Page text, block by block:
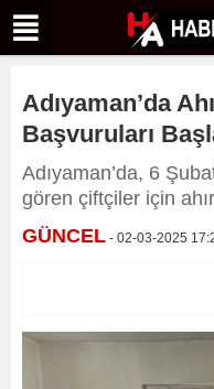
Adıyaman’da
Başvuruları
Adıyaman’da, 6
gören çiftçiler için
GÜNCEL - 02-03-2025